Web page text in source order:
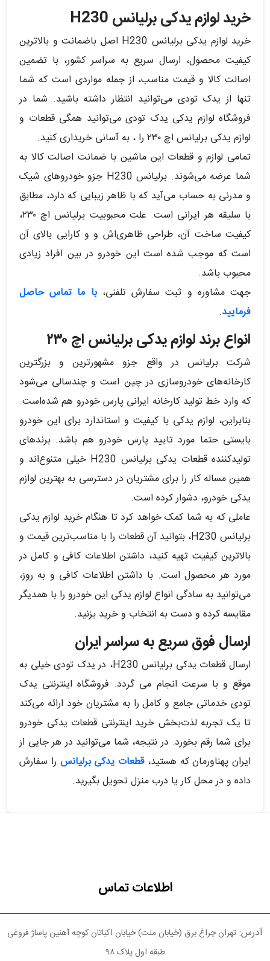
خرید لوازم یدکی برلیانس H230
خرید لوازم یدکی برلیانس H230 اصل با‌ضمانت و بالاترین
کیفیت محصول، ارسال سریع به سراسر کشور، با تضمین
اصالت کالا و قیمت مناسب، از جمله مواردی است که شما
تنها از یدک تودی می‌توانید انتظار داشته باشید. شما در
فروشگاه لوازم یدکی یدک تودی می‌توانید همگی قطعات و
لوازم یدکی برلیانس اچ ۲۳۰ را ، به آسانی خریداری کنید.
تمامی لوازم و قطعات این ماشین با ضمانت اصالت کالا به
شما عرضه می‌شوند. برلیانس H230 جزو خودروهای شیک
و مدرنی به حساب می‌آید که با ظاهر زیبایی که دارد، مطابق
با سلیقه هر ایرانی است. علت محبوبیت برلیانس اچ ۲۳۰،
کیفیت ساخت آن، طراحی ظاهری‌اش و و کارایی بالای آن
است که موجب شده است این خودرو در بین افراد زیادی
محبوب باشد.
جهت مشاوره و ثبت سفارش تلفنی،با ما تماس حاصل
فرمایید.
انواع برند لوازم یدکی برلیانس اچ ۲۳۰
شرکت برلیانس در واقع جزو مشهورترین و بزرگترین
کارخانه‌های خودروسازی در چین است و چندسالی می‌شود
که وارد خط تولید کارخانه ایرانی پارس خودرو هم شده‌است.
بنابراین، لوازم یدکی با کیفیت و استاندارد برای این خودرو
بایستی حتما مورد تایید پارس خودرو هم باشد. برندهای
تولید‌کننده قطعات یدکی برلیانس H230 خیلی متنوع‌اند و
همین مساله کار را برای مشتریان در دسترسی به بهترین لوازم
یدکی خودرو، دشوار کرده است.
عاملی که به شما کمک خواهد کرد تا هنگام خرید لوازم یدکی
برلیانس H230، بتوانید آن قطعات را با مناسب‌ترین قیمت و
بالاترین کیفیت تهیه کنید، داشتن اطلاعات کافی و کامل در
مورد هر محصول است. با داشتن اطلاعات کافی و به روز،
می‌توانید به سادگی انواع لوازم یدکی این خودرو را با همدیگر
مقایسه کرده و دست به انتخاب و خرید بزنید.
ارسال فوق سریع به سراسر ایران
ارسال قطعات یدکی برلیانس H230، در یدک تودی خیلی به
موقع و با سرعت انجام می گردد. فروشگاه اینترنتی یدک
تودی خدماتی جامع و کامل را به مشتریان خود ارائه می‌کند
تا یک تجربه لذت‌بخش خرید اینترنتی قطعات یدکی خودرو
برای شما رقم بخورد. در نتیجه، شما می‌توانید در هر جایی از
ایران پهناورمان که هستید،قطعات یدکی برلیانس را سفارش
داده و در محل کار یا درب منزل تحویل بگیرید.
اطلاعات تماس
آدرس: تهران چراغ برق (خیابان ملت) خیابان اکباتان کوچه آهنین پاساژ فروغی
طبقه اول پلاک ۹۸